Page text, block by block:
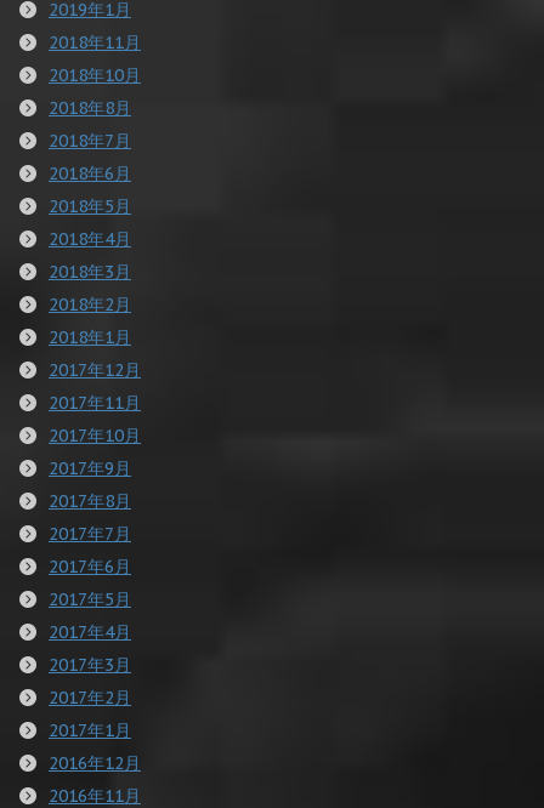
2019年1月
2018年11月
2018年10月
2018年8月
2018年7月
2018年6月
2018年5月
2018年4月
2018年3月
2018年2月
2018年1月
2017年12月
2017年11月
2017年10月
2017年9月
2017年8月
2017年7月
2017年6月
2017年5月
2017年4月
2017年3月
2017年2月
2017年1月
2016年12月
2016年11月